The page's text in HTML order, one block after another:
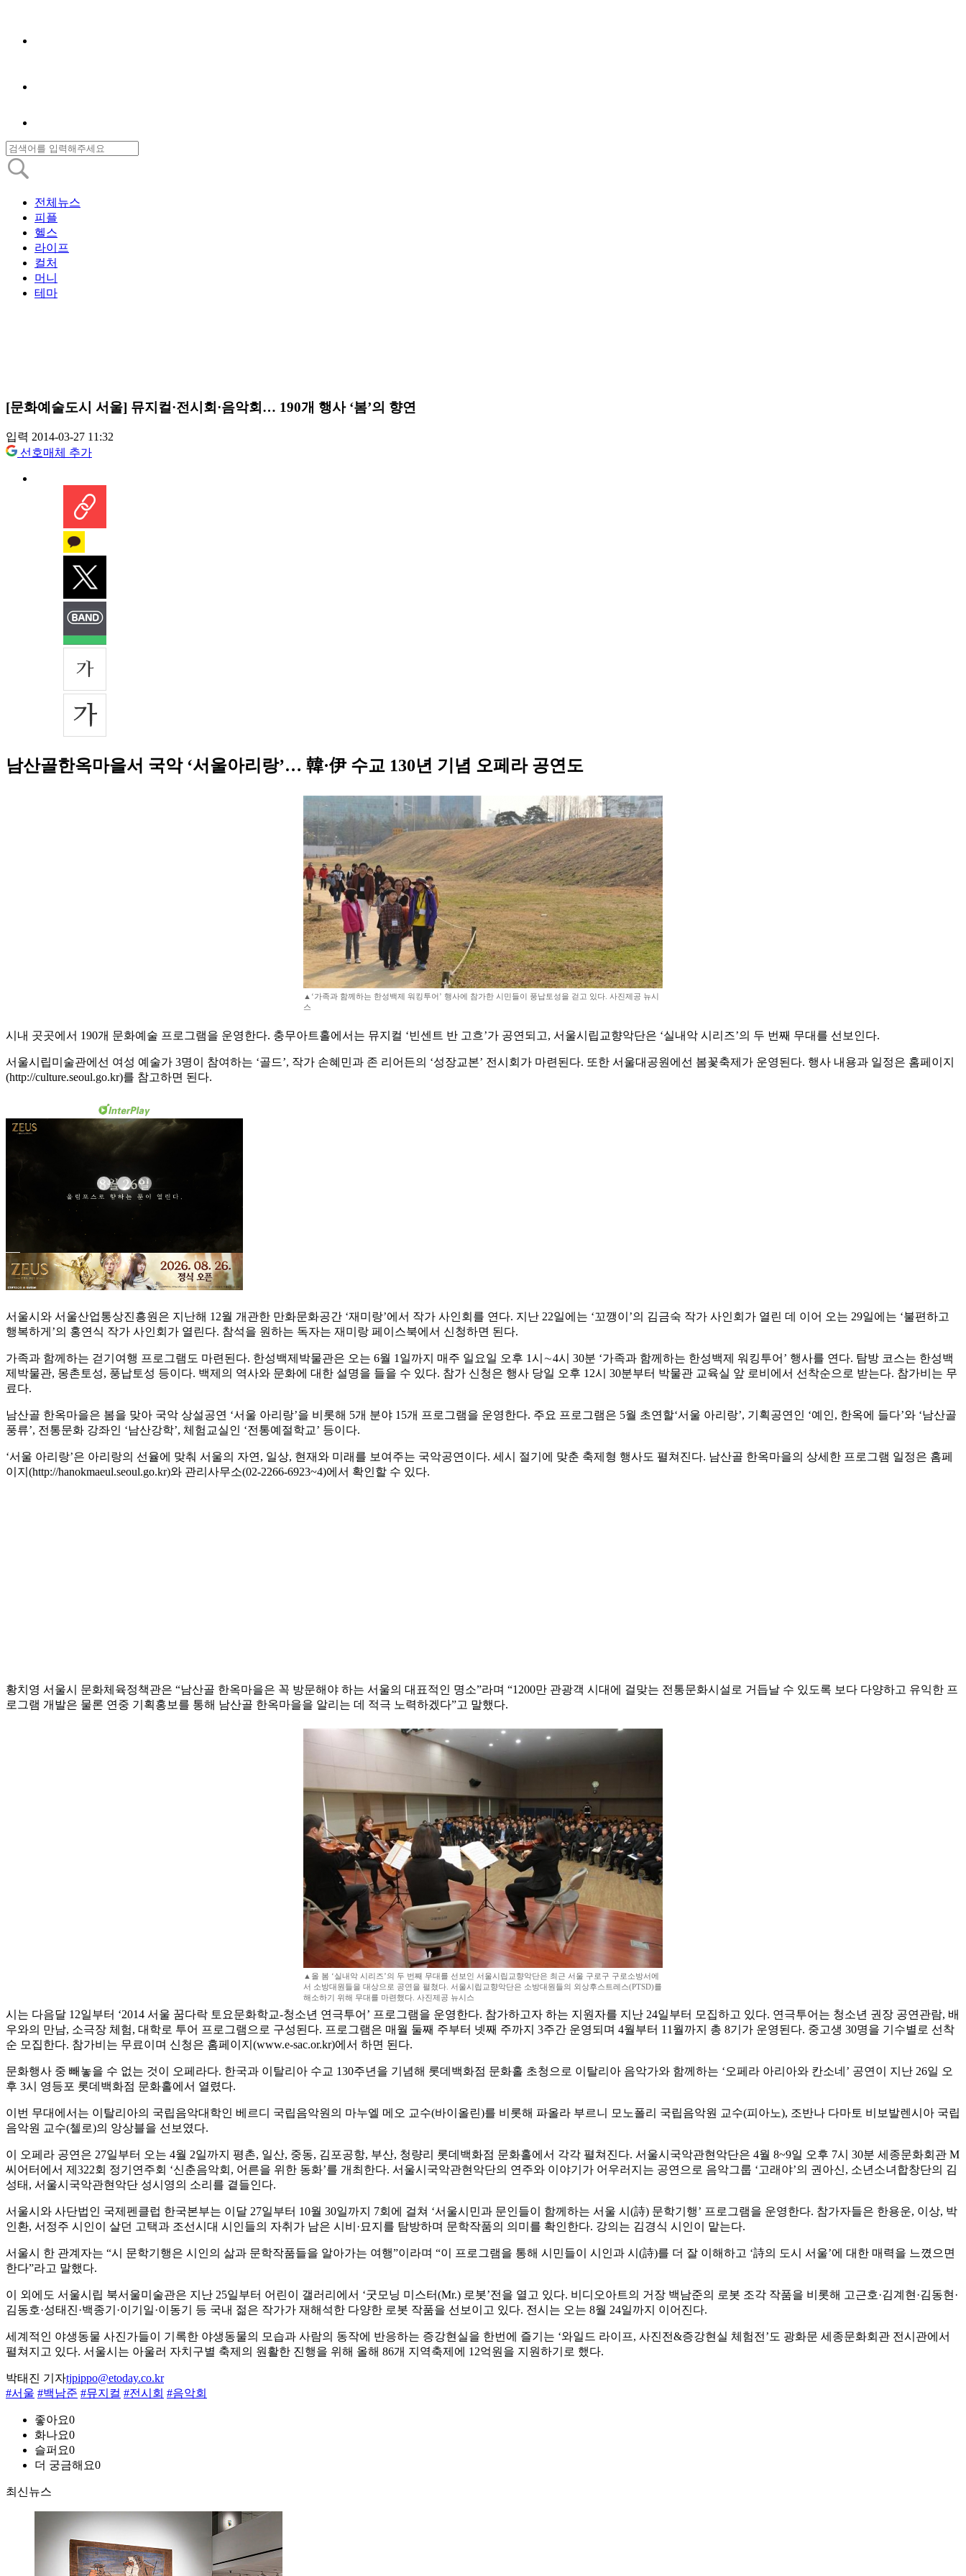
전체뉴스
피플
헬스
라이프
컬처
머니
테마
[문화예술도시 서울] 뮤지컬·전시회·음악회… 190개 행사 ‘봄’의 향연
입력 2014-03-27 11:32
선호매체 추가
남산골한옥마을서 국악 ‘서울아리랑’… 韓·伊 수교 130년 기념 오페라 공연도
▲‘가족과 함께하는 한성백제 워킹투어’ 행사에 참가한 시민들이 풍납토성을 걷고 있다. 사진제공 뉴시
스
시내 곳곳에서 190개 문화예술 프로그램을 운영한다. 충무아트홀에서는 뮤지컬 ‘빈센트 반 고흐’가 공연되고, 서울시립교향악단은 ‘실내악 시리즈’의 두 번째 무대를 선보인다.
서울시립미술관에선 여성 예술가 3명이 참여하는 ‘골드’, 작가 손혜민과 존 리어든의 ‘성장교본’ 전시회가 마련된다. 또한 서울대공원에선 봄꽃축제가 운영된다. 행사 내용과 일정은 홈페이지
(http://culture.seoul.go.kr)를 참고하면 된다.
서울시와 서울산업통상진흥원은 지난해 12월 개관한 만화문화공간 ‘재미랑’에서 작가 사인회를 연다. 지난 22일에는 ‘꼬깽이’의 김금숙 작가 사인회가 열린 데 이어 오는 29일에는 ‘불편하고
행복하게’의 홍연식 작가 사인회가 열린다. 참석을 원하는 독자는 재미랑 페이스북에서 신청하면 된다.
가족과 함께하는 걷기여행 프로그램도 마련된다. 한성백제박물관은 오는 6월 1일까지 매주 일요일 오후 1시∼4시 30분 ‘가족과 함께하는 한성백제 워킹투어’ 행사를 연다. 탐방 코스는 한성백
제박물관, 몽촌토성, 풍납토성 등이다. 백제의 역사와 문화에 대한 설명을 들을 수 있다. 참가 신청은 행사 당일 오후 12시 30분부터 박물관 교육실 앞 로비에서 선착순으로 받는다. 참가비는 무
료다.
남산골 한옥마을은 봄을 맞아 국악 상설공연 ‘서울 아리랑’을 비롯해 5개 분야 15개 프로그램을 운영한다. 주요 프로그램은 5월 초연할‘서울 아리랑’, 기획공연인 ‘예인, 한옥에 들다’와 ‘남산골
풍류’, 전통문화 강좌인 ‘남산강학’, 체험교실인 ‘전통예절학교’ 등이다.
‘서울 아리랑’은 아리랑의 선율에 맞춰 서울의 자연, 일상, 현재와 미래를 보여주는 국악공연이다. 세시 절기에 맞춘 축제형 행사도 펼쳐진다. 남산골 한옥마을의 상세한 프로그램 일정은 홈페
이지(http://hanokmaeul.seoul.go.kr)와 관리사무소(02-2266-6923~4)에서 확인할 수 있다.
황치영 서울시 문화체육정책관은 “남산골 한옥마을은 꼭 방문해야 하는 서울의 대표적인 명소”라며 “1200만 관광객 시대에 걸맞는 전통문화시설로 거듭날 수 있도록 보다 다양하고 유익한 프
로그램 개발은 물론 연중 기획홍보를 통해 남산골 한옥마을을 알리는 데 적극 노력하겠다”고 말했다.
▲올 봄 ‘실내악 시리즈’의 두 번째 무대를 선보인 서울시립교향악단은 최근 서울 구로구 구로소방서에
서 소방대원들을 대상으로 공연을 펼쳤다. 서울시립교향악단은 소방대원들의 외상후스트레스(PTSD)를
해소하기 위해 무대를 마련했다. 사진제공 뉴시스
시는 다음달 12일부터 ‘2014 서울 꿈다락 토요문화학교-청소년 연극투어’ 프로그램을 운영한다. 참가하고자 하는 지원자를 지난 24일부터 모집하고 있다. 연극투어는 청소년 권장 공연관람, 배
우와의 만남, 소극장 체험, 대학로 투어 프로그램으로 구성된다. 프로그램은 매월 둘째 주부터 넷째 주까지 3주간 운영되며 4월부터 11월까지 총 8기가 운영된다. 중고생 30명을 기수별로 선착
순 모집한다. 참가비는 무료이며 신청은 홈페이지(www.e-sac.or.kr)에서 하면 된다.
문화행사 중 빼놓을 수 없는 것이 오페라다. 한국과 이탈리아 수교 130주년을 기념해 롯데백화점 문화홀 초청으로 이탈리아 음악가와 함께하는 ‘오페라 아리아와 칸소네’ 공연이 지난 26일 오
후 3시 영등포 롯데백화점 문화홀에서 열렸다.
이번 무대에서는 이탈리아의 국립음악대학인 베르디 국립음악원의 마누엘 메오 교수(바이올린)를 비롯해 파올라 부르니 모노폴리 국립음악원 교수(피아노), 조반나 다마토 비보발렌시아 국립
음악원 교수(첼로)의 앙상블을 선보였다.
이 오페라 공연은 27일부터 오는 4월 2일까지 평촌, 일산, 중동, 김포공항, 부산, 청량리 롯데백화점 문화홀에서 각각 펼쳐진다. 서울시국악관현악단은 4월 8~9일 오후 7시 30분 세종문화회관 M
씨어터에서 제322회 정기연주회 ‘신춘음악회, 어른을 위한 동화’를 개최한다. 서울시국악관현악단의 연주와 이야기가 어우러지는 공연으로 음악그룹 ‘고래야’의 권아신, 소년소녀합창단의 김
성태, 서울시국악관현악단 성시영의 소리를 곁들인다.
서울시와 사단법인 국제펜클럽 한국본부는 이달 27일부터 10월 30일까지 7회에 걸쳐 ‘서울시민과 문인들이 함께하는 서울 시(詩) 문학기행’ 프로그램을 운영한다. 참가자들은 한용운, 이상, 박
인환, 서정주 시인이 살던 고택과 조선시대 시인들의 자취가 남은 시비·묘지를 탐방하며 문학작품의 의미를 확인한다. 강의는 김경식 시인이 맡는다.
서울시 한 관계자는 “시 문학기행은 시인의 삶과 문학작품들을 알아가는 여행”이라며 “이 프로그램을 통해 시민들이 시인과 시(詩)를 더 잘 이해하고 ‘詩의 도시 서울’에 대한 매력을 느꼈으면
한다”라고 말했다.
이 외에도 서울시립 북서울미술관은 지난 25일부터 어린이 갤러리에서 ‘굿모닝 미스터(Mr.) 로봇’전을 열고 있다. 비디오아트의 거장 백남준의 로봇 조각 작품을 비롯해 고근호·김계현·김동현·
김동호·성태진·백종기·이기일·이동기 등 국내 젊은 작가가 재해석한 다양한 로봇 작품을 선보이고 있다. 전시는 오는 8월 24일까지 이어진다.
세계적인 야생동물 사진가들이 기록한 야생동물의 모습과 사람의 동작에 반응하는 증강현실을 한번에 즐기는 ‘와일드 라이프, 사진전&증강현실 체험전’도 광화문 세종문화회관 전시관에서
펼쳐지고 있다. 서울시는 아울러 자치구별 축제의 원활한 진행을 위해 올해 86개 지역축제에 12억원을 지원하기로 했다.
박태진 기자tjpippo@etoday.co.kr
#서울 #백남준 #뮤지컬 #전시회 #음악회
좋아요0
화나요0
슬퍼요0
더 궁금해요0
최신뉴스